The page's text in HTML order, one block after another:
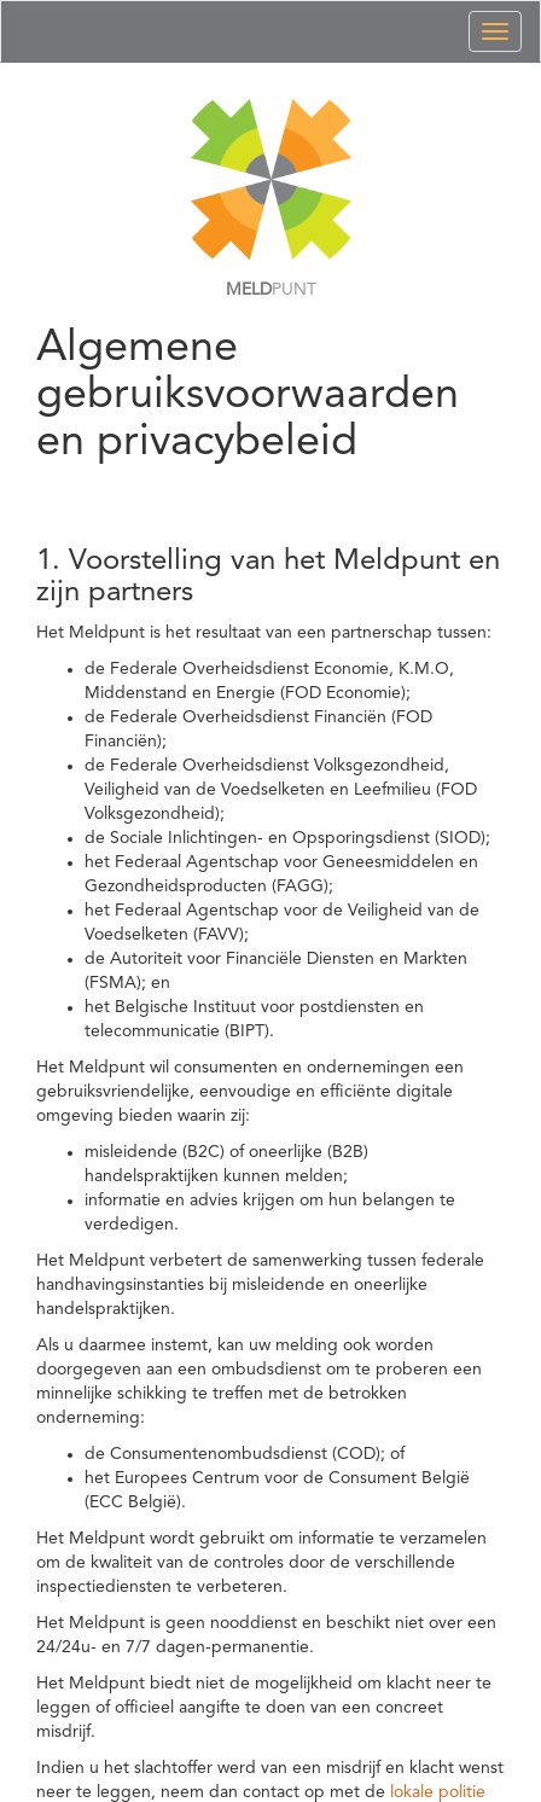
MELDPUNT
Algemene
gebruiksvoorwaarden
en privacybeleid
1. Voorstelling van het Meldpunt en
zijn partners
Het Meldpunt is het resultaat van een partnerschap tussen:
de Federale Overheidsdienst Economie, K.M.O,
Middenstand en Energie (FOD Economie);
de Federale Overheidsdienst Financiën (FOD
Financiën);
de Federale Overheidsdienst Volksgezondheid,
Veiligheid van de Voedselketen en Leefmilieu (FOD
Volksgezondheid);
de Sociale Inlichtingen- en Opsporingsdienst (SIOD);
het Federaal Agentschap voor Geneesmiddelen en
Gezondheidsproducten (FAGG);
het Federaal Agentschap voor de Veiligheid van de
Voedselketen (FAVV);
de Autoriteit voor Financiële Diensten en Markten
(FSMA); en
het Belgische Instituut voor postdiensten en
telecommunicatie (BIPT).
Het Meldpunt wil consumenten en ondernemingen een
gebruiksvriendelijke, eenvoudige en efficiënte digitale
omgeving bieden waarin zij:
misleidende (B2C) of oneerlijke (B2B)
handelspraktijken kunnen melden;
informatie en advies krijgen om hun belangen te
verdedigen.
Het Meldpunt verbetert de samenwerking tussen federale
handhavingsinstanties bij misleidende en oneerlijke
handelspraktijken.
Als u daarmee instemt, kan uw melding ook worden
doorgegeven aan een ombudsdienst om te proberen een
minnelijke schikking te treffen met de betrokken
onderneming:
de Consumentenombudsdienst (COD); of
het Europees Centrum voor de Consument België
(ECC België).
Het Meldpunt wordt gebruikt om informatie te verzamelen
om de kwaliteit van de controles door de verschillende
inspectiediensten te verbeteren.
Het Meldpunt is geen nooddienst en beschikt niet over een
24/24u- en 7/7 dagen-permanentie.
Het Meldpunt biedt niet de mogelijkheid om klacht neer te
leggen of officieel aangifte te doen van een concreet
misdrijf.
Indien u het slachtoffer werd van een misdrijf en klacht wenst
neer te leggen, neem dan contact op met de lokale politie